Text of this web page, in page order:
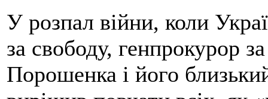
У розпал війни, коли
за свободу, генпрокурор
Порошенка і його